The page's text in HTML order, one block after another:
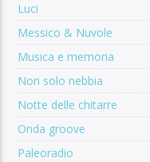
Luci
Messico & Nuvole
Musica e memoria
Non solo nebbia
Notte delle chitarre
Onda groove
Paleoradio